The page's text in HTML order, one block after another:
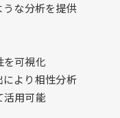
な分析を提供
を可視化
により相性分析
活用可能